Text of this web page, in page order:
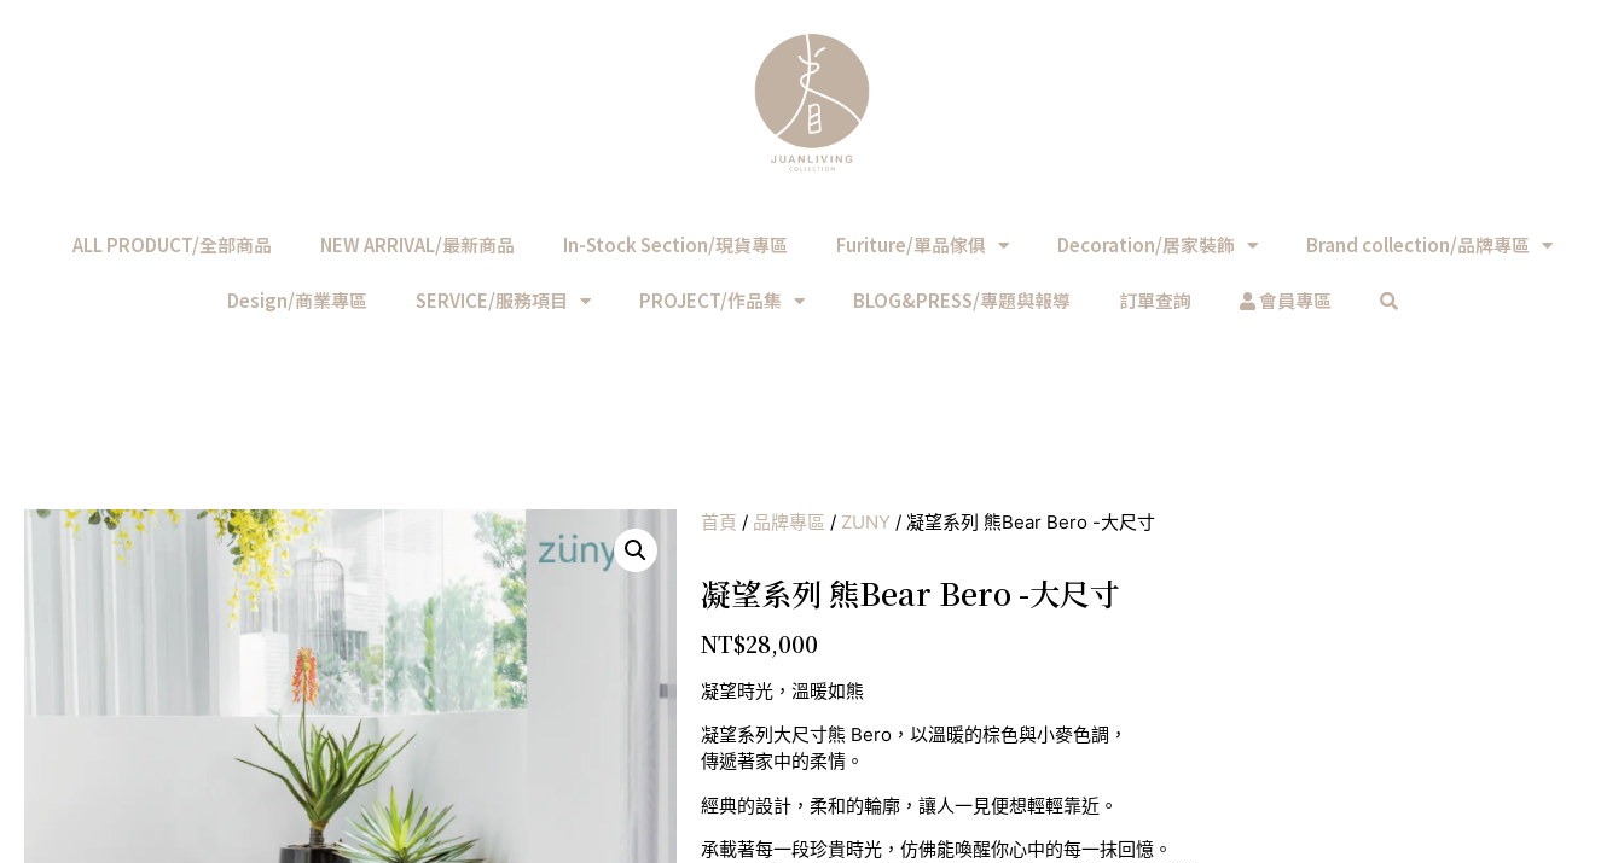
ALL PRODUCT/全部商品 NEW ARRIVAL/最新商品 In-Stock Section/現貨專區 Furiture/單品傢俱 Decoration/居家裝飾 Brand collection/品牌專區
Design/商業專區 SERVICE/服務項目 PROJECT/作品集 BLOG&PRESS/專題與報導 訂單查詢 會員專區
首頁 / 品牌專區 / ZUNY / 凝望系列 熊Bear Bero -大尺寸
凝望系列 熊Bear Bero -大尺寸
NT$28,000
凝望時光，溫暖如熊
凝望系列大尺寸熊 Bero，以溫暖的棕色與小麥色調，
傳遞著家中的柔情。
經典的設計，柔和的輪廓，讓人一見便想輕輕靠近。
承載著每一段珍貴時光，仿佛能喚醒你心中的每一抹回憶。